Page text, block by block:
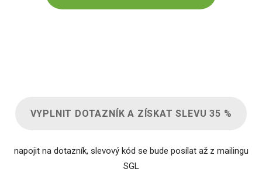
VYPLNIT DOTAZNÍK A ZÍSKAT SLEVU 35 %
napojit na dotazník, slevový kód se bude posílat až z mailingu
SGL